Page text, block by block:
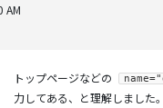
AM
トップページなどの
力してある、と理解しました